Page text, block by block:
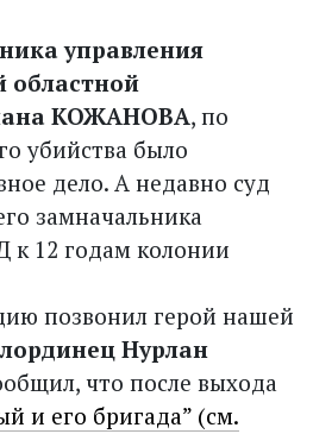
управления
областной
КОЖАНОВА, по
убийства было
дело. А недавно суд
замначальника
12 годам колонии
позвонил герой нашей
Нурлан
что после выхода
и его бригада” (см.